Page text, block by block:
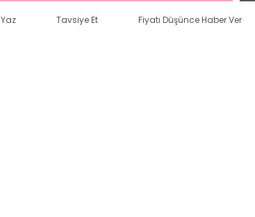
Tavsiye Et Fiyatı Düşünce Haber Ver